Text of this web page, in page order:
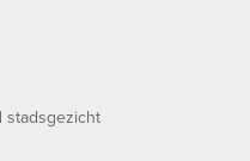
stadsgezicht